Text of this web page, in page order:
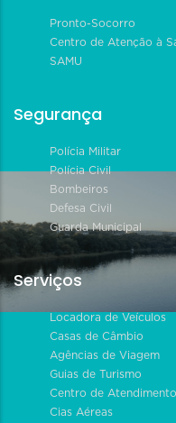
Pronto-Socorro
Centro de Atenção à
SAMU
Segurança
Polícia Militar
Polícia Civil
Bombeiros
Defesa Civil
Guarda Municipal
Serviços
Locadora de Veículos
Casas de Câmbio
Agências de Viagem
Guias de Turismo
Centro de
Cias Aéreas